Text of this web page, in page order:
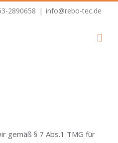
2890658 | info@rebo-tec.de
gemäß § 7 Abs.1 TMG für